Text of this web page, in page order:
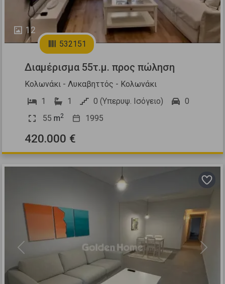
12
532151
Διαμέρισμα 55τ.μ. προς πώληση
Κολωνάκι - Λυκαβηττός - Κολωνάκι
1
1 0 (Υπερυψ. Ισόγειο)
0
55 m2 1995
420.000 €
Previous Next